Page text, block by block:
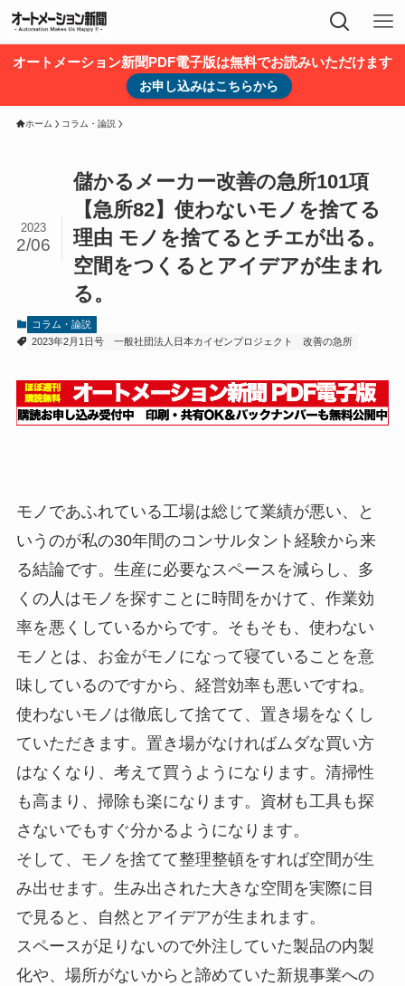
オートメーション新聞PDF電子版は無料でお読みいただけます
お申し込みはこちらから
ホーム コラム・論説
儲かるメーカー改善の急所101項
【急所82】使わないモノを捨てる
理由 モノを捨てるとチエが出る。
空間をつくるとアイデアが生まれ
る。
2023
2/06
コラム・論説
2023年2月1日号
一般社団法人日本カイゼンプロジェクト 改善の急所
モノであふれている工場は総じて業績が悪い、と
いうのが私の30年間のコンサルタント経験から来
る結論です。生産に必要なスペースを減らし、多
くの人はモノを探すことに時間をかけて、作業効
率を悪くしているからです。そもそも、使わない
モノとは、お金がモノになって寝ていることを意
味しているのですから、経営効率も悪いですね。
使わないモノは徹底して捨てて、置き場をなくし
ていただきます。置き場がなければムダな買い方
はなくなり、考えて買うようになります。清掃性
も高まり、掃除も楽になります。資材も工具も探
さないでもすぐ分かるようになります。
そして、モノを捨てて整理整頓をすれば空間が生
み出せます。生み出された大きな空間を実際に目
で見ると、自然とアイデアが生まれます。
スペースが足りないので外注していた製品の内製
化や、場所がないからと諦めていた新規事業への